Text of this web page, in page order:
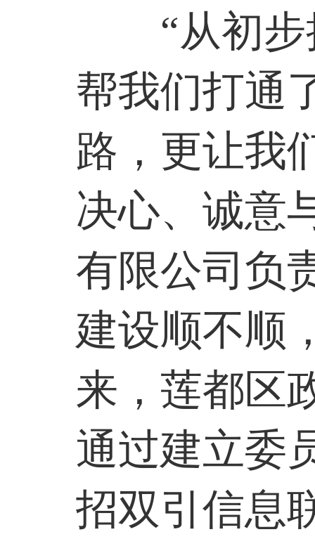
“从初
帮我们打通
路，更让我
决心、诚意
有限公司负
建设顺不顺
来，莲都区
通过建立委
招双引信息